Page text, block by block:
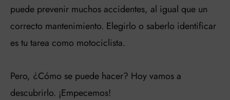
puede prevenir muchos accidentes, al igual que un
correcto mantenimiento. Elegirlo o saberlo identificar
es tu tarea como motociclista.
Pero, ¿Cómo se puede hacer? Hoy vamos a
descubrirlo. ¡Empecemos!